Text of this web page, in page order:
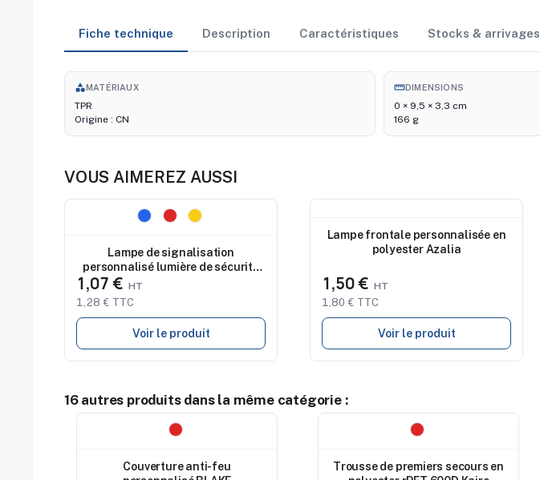
Fiche technique Description Caractéristiques Stocks & arrivages
categoryMATÉRIAUX
TPR
Origine : CN
straightenDIMENSIONS
0 × 9,5 × 3,3 cm
166 g
VOUS AIMEREZ AUSSI
Lampe de signalisation
personnalisé lumière de sécurité
1,07 €
1,28 € TTC
Voir le produit
Lampe frontale personnalisée en
polyester Azalia
1,50 €
1,80 € TTC
Voir le produit
16 autres produits dans la même catégorie :
Couverture anti-feu
Trousse de premiers secours en